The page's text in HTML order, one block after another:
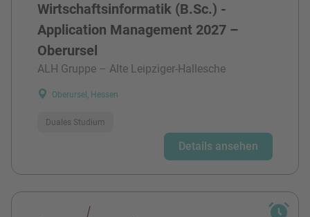
Wirtschaftsinformatik (B.Sc.) -
Application Management 2027 –
Oberursel
ALH Gruppe – Alte Leipziger-Hallesche
Oberursel, Hessen
Duales Studium
Details ansehen